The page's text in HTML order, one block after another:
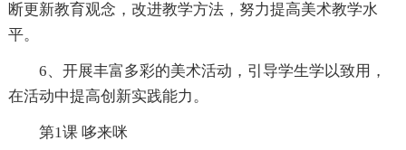
断更新教育观念，改进教学方法，努力提高美术教学水
平。
6、开展丰富多彩的美术活动，引导学生学以致用，
在活动中提高创新实践能力。
第1课 哆来咪